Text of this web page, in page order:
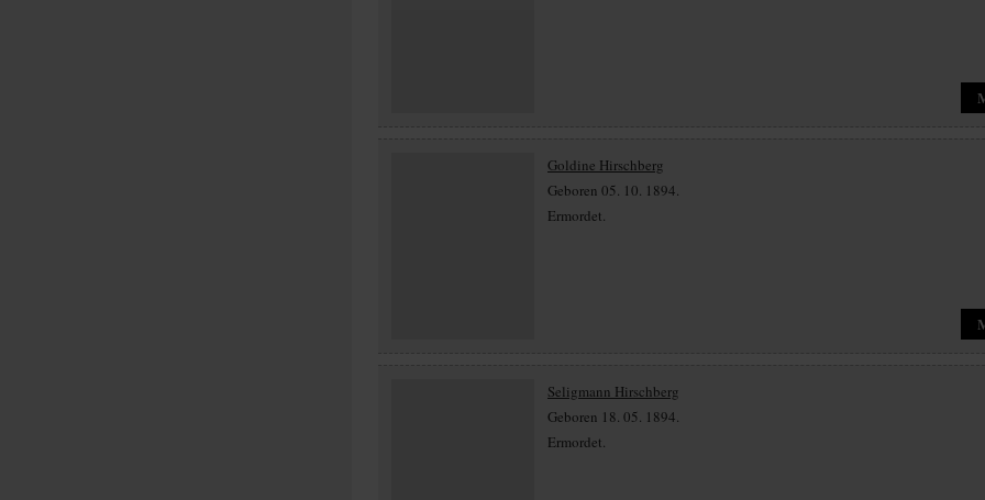
Goldine Hirschberg
Geboren 05. 10. 1894.
Ermordet.
Seligmann Hirschberg
Geboren 18. 05. 1894.
Ermordet.